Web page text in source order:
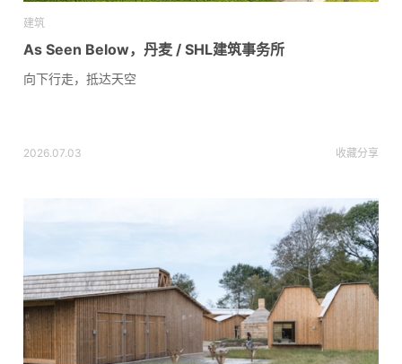
建筑
As Seen Below，丹麦 / SHL建筑事务所
向下行走，抵达天空
2026.07.03 收藏分享